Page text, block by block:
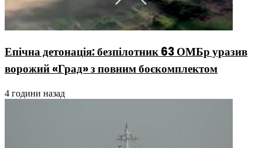
Епічна детонація: безпілотник 63 ОМБр уразив
ворожий «Град» з повним боєкомплектом
4 години назад